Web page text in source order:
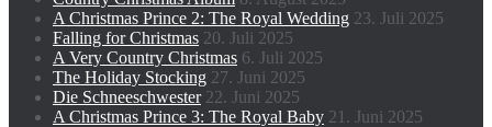
A Christmas Prince 2: The Royal Wedding 23. Juli 2025
Falling for Christmas 20. Juli 2025
A Very Country Christmas 6. Juli 2025
The Holiday Stocking 27. Juni 2025
Die Schneeschwester 22. Juni 2025
A Christmas Prince 3: The Royal Baby 21. Juni 2025